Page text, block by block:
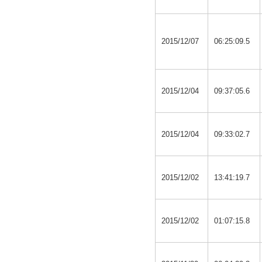
2015/12/07 06:25:09.5
2015/12/04 09:37:05.6
2015/12/04 09:33:02.7
2015/12/02 13:41:19.7
2015/12/02 01:07:15.8